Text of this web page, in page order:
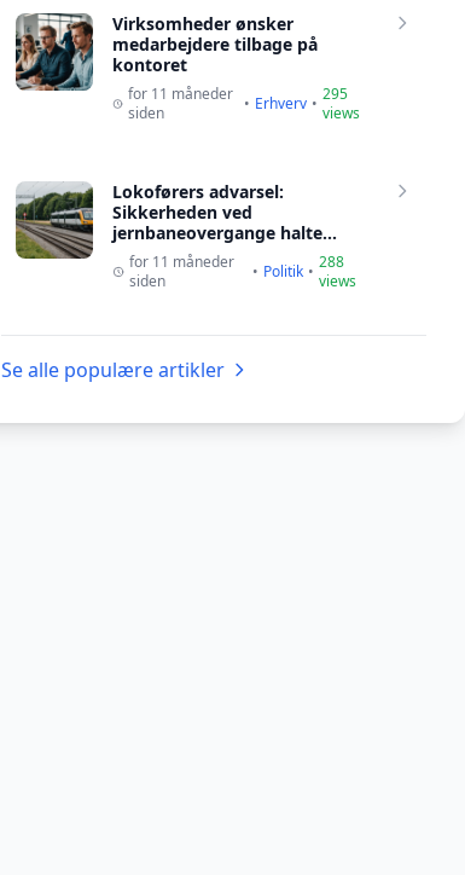
Virksomheder ønsker
medarbejdere tilbage på
kontoret
for 11 måneder
siden
• Erhverv • 295
views
Lokoførers advarsel:
Sikkerheden ved
jernbaneovergange halte...
for 11 måneder
siden
• Politik • 288
views
Se alle populære artikler